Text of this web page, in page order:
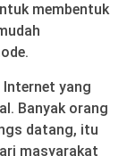
membentuk
yang
Banyak orang
datang, itu
masyarakat